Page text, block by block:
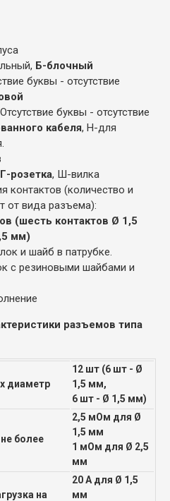
Б-блочный
буквы - отсутствие
буквы - отсутствие
кабеля, Н-для
Г-розетка, Ш-вилка
контактов (количество и
от вида разъема):
(шесть контактов Ø 1,5
мм)
и шайб в патрубке.
с резиновыми шайбами и
разъемов типа
диаметр
12 шт (6 шт - Ø
1,5 мм,
6 шт - Ø 1,5 мм)
более
2,5 мОм для Ø
1,5 мм
1 мОм для Ø 2,5
мм
на
20 А для Ø 1,5
мм